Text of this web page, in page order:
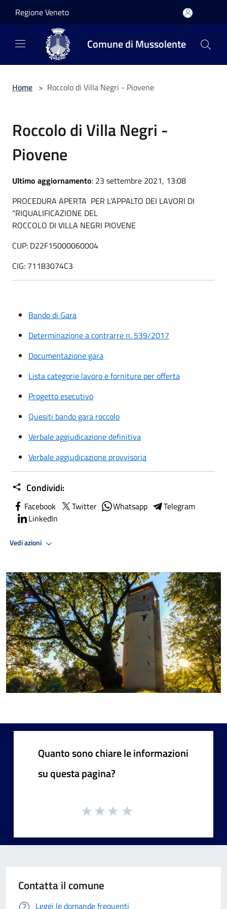
Regione Veneto
Comune di Mussolente
Home > Roccolo di Villa Negri - Piovene
Roccolo di Villa Negri -
Piovene
Ultimo aggiornamento: 23 settembre 2021, 13:08
PROCEDURA APERTA PER L’APPALTO DEI LAVORI DI
“RIQUALIFICAZIONE DEL
ROCCOLO DI VILLA NEGRI PIOVENE
CUP: D22F15000060004
CIG: 71183074C3
Bando di Gara
Determinazione a contrarre n. 539/2017
Documentazione gara
Lista categorie lavoro e forniture per offerta
Progetto esecutivo
Quesiti bando gara roccolo
Verbale aggiudicazione definitiva
Verbale aggiudicazione provvisoria
Condividi:
Facebook Twitter Whatsapp
Telegram
LinkedIn
Vedi azioni
Quanto sono chiare le informazioni
su questa pagina?
Contatta il comune
Leggi le domande frequenti